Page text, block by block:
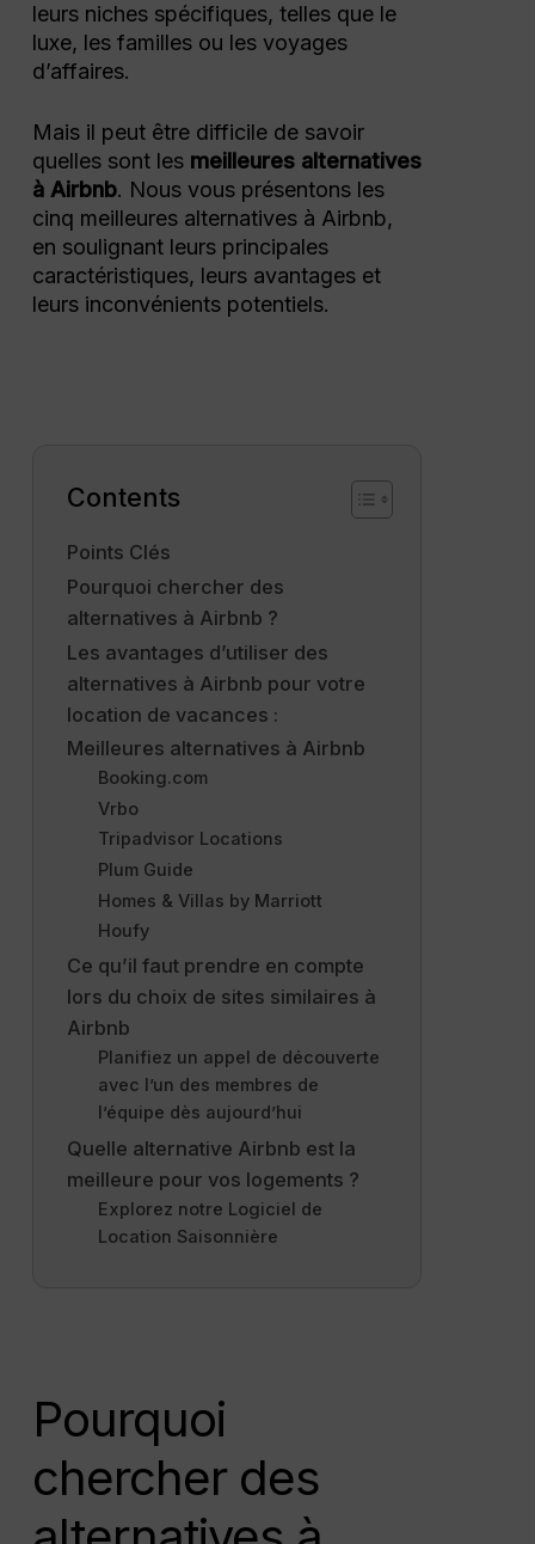
leurs niches spécifiques, telles que le
luxe, les familles ou les voyages
d’affaires.
Mais il peut être difficile de savoir
quelles sont les meilleures alternatives
à Airbnb. Nous vous présentons les
cinq meilleures alternatives à Airbnb,
en soulignant leurs principales
caractéristiques, leurs avantages et
leurs inconvénients potentiels.
Contents
Points Clés
Pourquoi chercher des
alternatives à Airbnb ?
Les avantages d’utiliser des
alternatives à Airbnb pour votre
location de vacances :
Meilleures alternatives à Airbnb
Booking.com
Vrbo
Tripadvisor Locations
Plum Guide
Homes & Villas by Marriott
Houfy
Ce qu’il faut prendre en compte
lors du choix de sites similaires à
Airbnb
Planifiez un appel de découverte
avec l’un des membres de
l’équipe dès aujourd’hui
Quelle alternative Airbnb est la
meilleure pour vos logements ?
Explorez notre Logiciel de
Location Saisonnière
Pourquoi
chercher des